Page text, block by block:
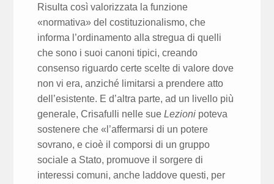
Risulta così valorizzata la funzione
«normativa» del costituzionalismo, che
informa l’ordinamento alla stregua di quelli
che sono i suoi canoni tipici, creando
consenso riguardo certe scelte di valore dove
non vi era, anziché limitarsi a prendere atto
dell’esistente. E d’altra parte, ad un livello più
generale, Crisafulli nelle sueLezioni poteva
sostenere che «l’affermarsi di un potere
sovrano, e cioè il comporsi di un gruppo
sociale a Stato, promuove il sorgere di
interessi comuni, anche laddove questi, per